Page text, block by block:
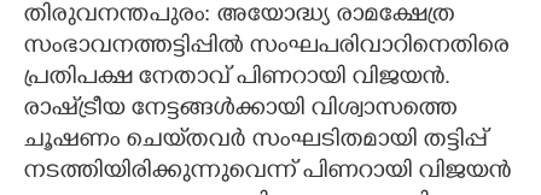
LITERATURE
ZOOM
CONTACT US
തിരുവനന്തപുരം: അയോദ്ധ്യ രാമക്ഷേത്ര
സംഭാവനത്തട്ടിപ്പിൽ സംഘപരിവാറിനെതിരെ
പ്രതിപക്ഷ നേതാവ് പിണറായി വിജയൻ.
രാഷ്‌ട്രീയ നേട്ടങ്ങൾക്കായി വിശ്വാസത്തെ
ചൂഷണം ചെയ്‌തവർ സംഘടിതമായി തട്ടിപ്പ്
നടത്തിയിരിക്കുന്നുവെന്ന് പിണറായി വിജയൻ